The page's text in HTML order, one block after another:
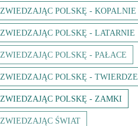
ZWIEDZAJĄC POLSKĘ - KOPALNIE
ZWIEDZAJĄC POLSKĘ - LATARNIE
ZWIEDZAJĄC POLSKĘ - PAŁACE
ZWIEDZAJĄC POLSKĘ - TWIERDZE
ZWIEDZAJĄC POLSKĘ - ZAMKI
ZWIEDZAJĄC ŚWIAT